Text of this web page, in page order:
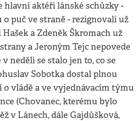
hlavní aktéři lánské schůzky -
o puč ve straně - rezignovali už
a Zdeněk Škromach už
a Jeroným Tejc nepovede
neděli se stalo jen to, co se
Sobotka dostal plnou
vládě a ve vyjednávacím týmu
(Chovanec, kterému bylo
v Lánech, dále Gajdůšková,